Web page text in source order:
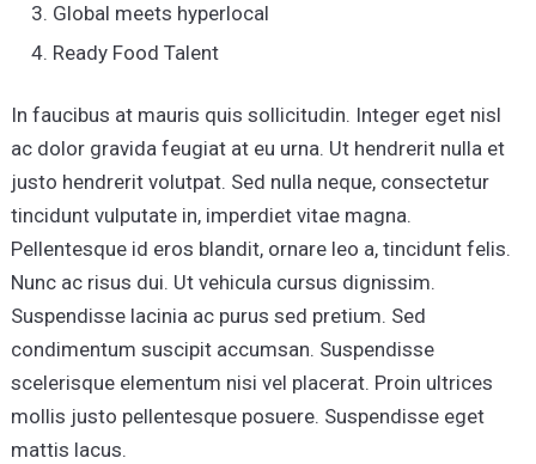
Global meets hyperlocal
Ready Food Talent
In faucibus at mauris quis sollicitudin. Integer eget nisl
ac dolor gravida feugiat at eu urna. Ut hendrerit nulla et
justo hendrerit volutpat. Sed nulla neque, consectetur
tincidunt vulputate in, imperdiet vitae magna.
Pellentesque id eros blandit, ornare leo a, tincidunt felis.
Nunc ac risus dui. Ut vehicula cursus dignissim.
Suspendisse lacinia ac purus sed pretium. Sed
condimentum suscipit accumsan. Suspendisse
scelerisque elementum nisi vel placerat. Proin ultrices
mollis justo pellentesque posuere. Suspendisse eget
mattis lacus.